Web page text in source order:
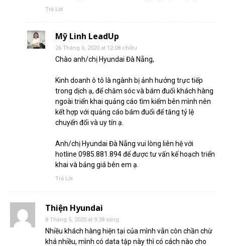
Trả Lời
Mỹ Linh LeadUp
26 Tháng 6, 2020 at 12:08 chiều
Chào anh/chị Hyundai Đà Nẵng,
Kinh doanh ô tô là ngành bị ảnh hưởng trực tiếp
trong dịch ạ, để chăm sóc và bám đuổi khách hàng
ngoài triển khai quảng cáo tìm kiếm bên mình nên
kết hợp với quảng cáo bám đuổi để tăng tỷ lệ
chuyển đổi và uy tín ạ.
Anh/chị Hyundai Đà Nẵng vui lòng liên hệ với
hotline 0985.881.894 để được tư vấn kế hoạch triển
khai và bảng giá bên em ạ.
Trả Lời
Thiện Hyundai
8 Tháng 5, 2020 at 9:38 sáng
Nhiều khách hàng hiện tại của mình vẫn còn chần chừ
khá nhiều, mình có data tập này thì có cách nào cho